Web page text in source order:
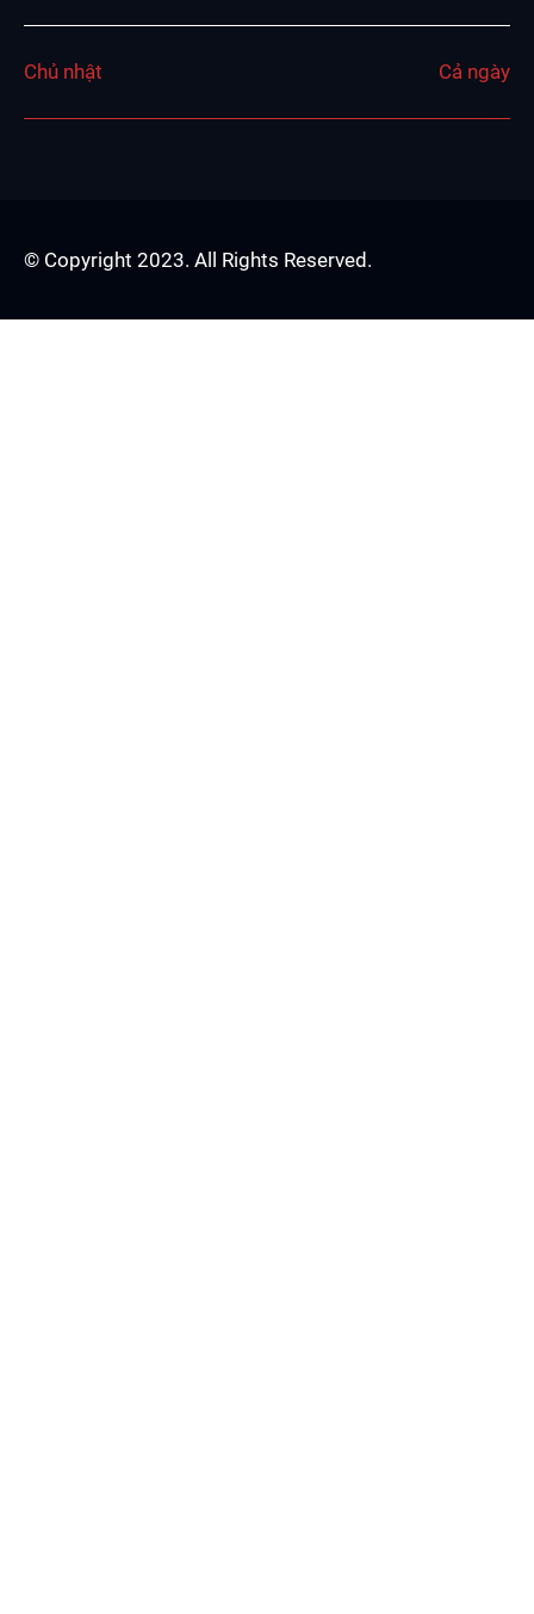
Chủ nhật Cả ngày
© Copyright 2023. All Rights Reserved.